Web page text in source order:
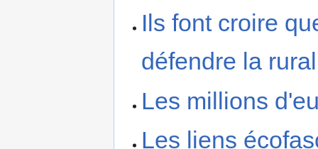
Ils font croire
défendre la
Les millions
Les liens